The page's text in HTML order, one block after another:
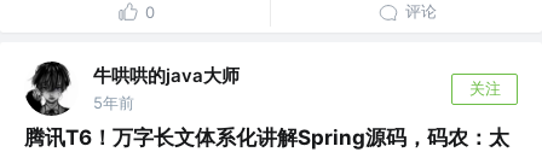
0 评论
牛哄哄的java大师
5年前
关注
腾讯T6！万字长文体系化讲解Spring源码，码农：太